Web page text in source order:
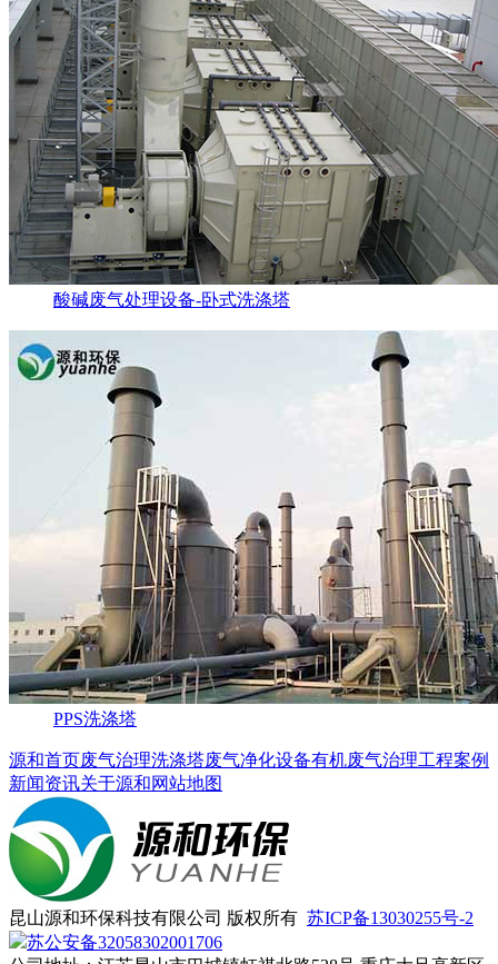
酸碱废气处理设备-卧式洗涤塔
PPS洗涤塔
源和首页废气治理洗涤塔废气净化设备有机废气治理工程案例
新闻资讯关于源和网站地图
昆山源和环保科技有限公司 版权所有 苏ICP备13030255号-2
苏公安备32058302001706